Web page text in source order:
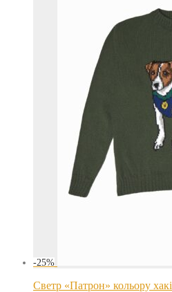
-25%
Светр «Патрон» кольору хакі